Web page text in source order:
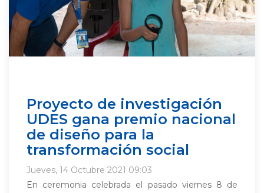
Proyecto de investigación
UDES gana premio nacional
de diseño para la
transformación social
Jueves, 14 Octubre 2021 09:03
En ceremonia celebrada el pasado viernes 8 de